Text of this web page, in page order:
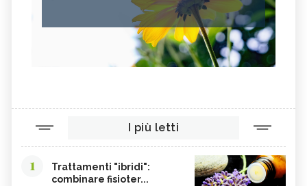
I più letti
1
Trattamenti "ibridi":
combinare fisioter...